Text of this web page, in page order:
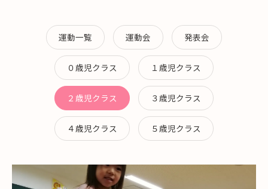
運動一覧 運動会 発表会
０歳児クラス １歳児クラス
２歳児クラス ３歳児クラス
４歳児クラス ５歳児クラス